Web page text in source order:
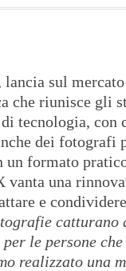
sul
che riunisce gli
tecnologia, con
dei fotografi
formato
una
e
catturano
le persone
realizzato una